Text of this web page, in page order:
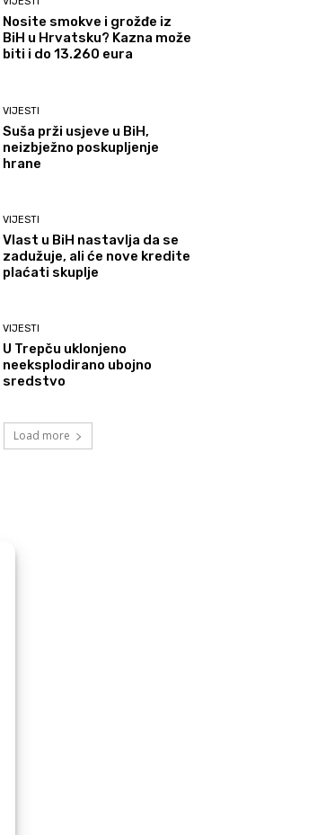
Nosite smokve i grožđe iz
BiH u Hrvatsku? Kazna može
biti i do 13.260 eura
VIJESTI
Suša prži usjeve u BiH,
neizbježno poskupljenje
hrane
VIJESTI
Vlast u BiH nastavlja da se
zadužuje, ali će nove kredite
plaćati skuplje
VIJESTI
U Trepču uklonjeno
neeksplodirano ubojno
sredstvo
Load more